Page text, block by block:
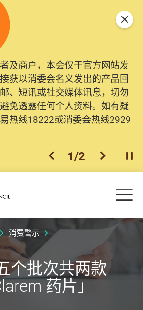
及商户，本会仅于官方网站发
获以消委会名义发出的产品回
、短讯或社交媒体讯息，切勿
免透露任何个人资料。如有疑
热线18222或消委会热线2929
上一个
1/2 下一个开
关闭
目
消费警示
个批次共两款
药片」